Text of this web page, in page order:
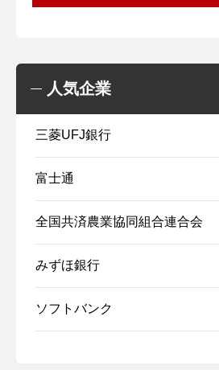
人気企業
三菱UFJ銀行
富士通
全国共済農業協同組合連合会
みずほ銀行
ソフトバンク